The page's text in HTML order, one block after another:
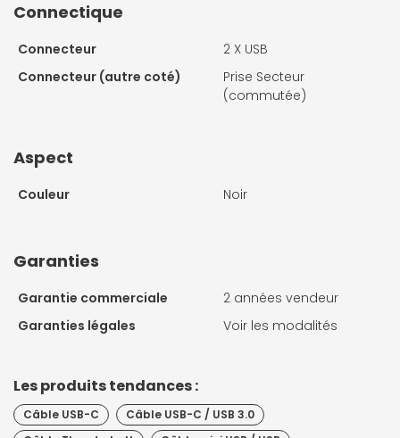
Connectique
Connecteur
2 X USB
Connecteur (autre coté)
Prise Secteur
(commutée)
Aspect
Couleur Noir
Garanties
Garantie commerciale
2 années vendeur
Garanties légales
Voir les modalités
Les produits tendances :
Câble USB-C
Câble USB-C / USB 3.0